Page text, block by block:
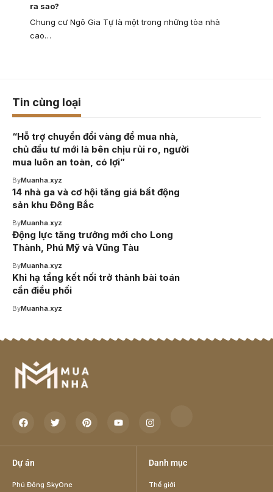
ra sao?
Chung cư Ngô Gia Tự là một trong những tòa nhà
cao…
Tin cùng loại
“Hỗ trợ chuyển đổi vàng để mua nhà,
chủ đầu tư mới là bên chịu rủi ro, người
mua luôn an toàn, có lợi”
ByMuanha.xyz
14 nhà ga và cơ hội tăng giá bất động
sản khu Đông Bắc
ByMuanha.xyz
Động lực tăng trưởng mới cho Long
Thành, Phú Mỹ và Vũng Tàu
ByMuanha.xyz
Khi hạ tầng kết nối trở thành bài toán
cần điều phối
ByMuanha.xyz
Dự án
Phú Đông SkyOne
Danh mục
Thế giới